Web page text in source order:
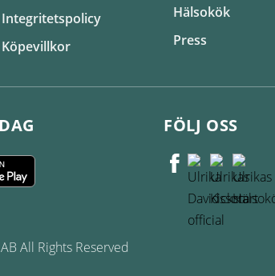
Integritetspolicy
Köpevillkor
Hälsokök
Press
FÖLJ OSS
All Rights Reserved